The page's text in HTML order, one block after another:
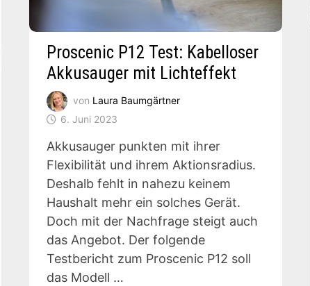
Proscenic P12 Test: Kabelloser
Akkusauger mit Lichteffekt
von Laura Baumgärtner
6. Juni 2023
Akkusauger punkten mit ihrer
Flexibilität und ihrem Aktionsradius.
Deshalb fehlt in nahezu keinem
Haushalt mehr ein solches Gerät.
Doch mit der Nachfrage steigt auch
das Angebot. Der folgende
Testbericht zum Proscenic P12 soll
das Modell …